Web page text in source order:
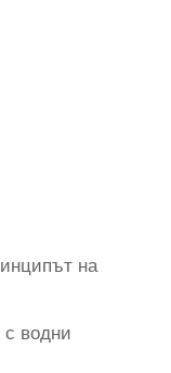
на
водни